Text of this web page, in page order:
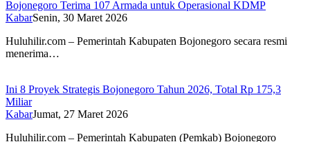
Bojonegoro Terima 107 Armada untuk Operasional KDMP
KabarSenin, 30 Maret 2026
Huluhilir.com – Pemerintah Kabupaten Bojonegoro secara resmi
menerima…
Ini 8 Proyek Strategis Bojonegoro Tahun 2026, Total Rp 175,3
Miliar
KabarJumat, 27 Maret 2026
Huluhilir.com – Pemerintah Kabupaten (Pemkab) Bojonegoro